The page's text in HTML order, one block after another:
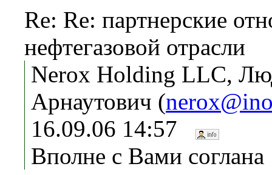
Re: Re: партнерские
нефтегазовой отрасли
Nerox Holding LLC,
Арнаутович (
16.09.06 14:57
Вполне с Вами соглана